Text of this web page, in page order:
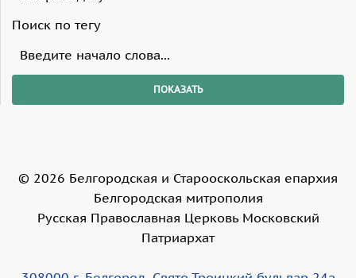
Поиск по тегу
© 2026 Белгородская и Старооскольская епархия
Белгородская митрополия
Русская Православная Церковь Московский
Патриархат